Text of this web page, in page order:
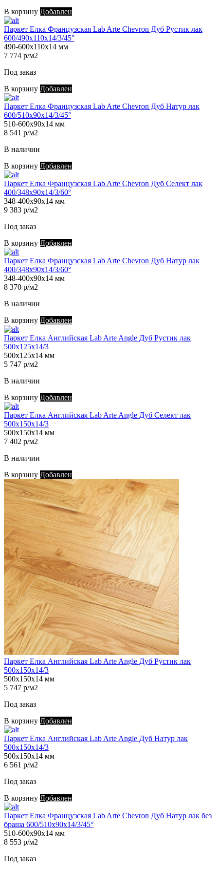
В корзину Добавлен
Паркет Елка Французская Lab Arte Chevron Дуб Рустик лак
600/490х110х14/3/45°
490-600х110х14 мм
7 774 р/м2
Под заказ
В корзину Добавлен
Паркет Елка Французская Lab Arte Chevron Дуб Натур лак
600/510х90х14/3/45°
510-600х90х14 мм
8 541 р/м2
В наличии
В корзину Добавлен
Паркет Елка Французская Lab Arte Chevron Дуб Селект лак
400/348х90х14/3/60°
348-400х90х14 мм
9 383 р/м2
Под заказ
В корзину Добавлен
Паркет Елка Французская Lab Arte Chevron Дуб Натур лак
400/348х90х14/3/60°
348-400х90х14 мм
8 370 р/м2
В наличии
В корзину Добавлен
Паркет Елка Английская Lab Arte Angle Дуб Рустик лак
500х125х14/3
500х125х14 мм
5 747 р/м2
В наличии
В корзину Добавлен
Паркет Елка Английская Lab Arte Angle Дуб Селект лак
500х150х14/3
500х150х14 мм
7 402 р/м2
В наличии
В корзину Добавлен
Паркет Елка Английская Lab Arte Angle Дуб Рустик лак
500х150х14/3
500х150х14 мм
5 747 р/м2
Под заказ
В корзину Добавлен
Паркет Елка Английская Lab Arte Angle Дуб Натур лак
500х150х14/3
500х150х14 мм
6 561 р/м2
Под заказ
В корзину Добавлен
Паркет Елка Французская Lab Arte Chevron Дуб Натур лак без
браша 600/510х90х14/3/45°
510-600х90х14 мм
8 553 р/м2
Под заказ